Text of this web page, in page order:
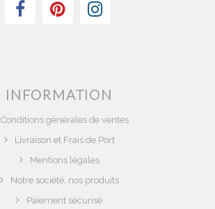
INFORMATION
Conditions générales de ventes
Livraison et Frais de Port
Mentions légales
Notre société, nos produits
Paiement sécurisé